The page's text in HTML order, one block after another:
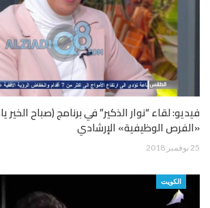
فيديو: لقاء “نوار الذكير” في برنامج (صباح
«الفرص الوظيفية» الإرشادي
25 نوفمبر 2018
الكويت